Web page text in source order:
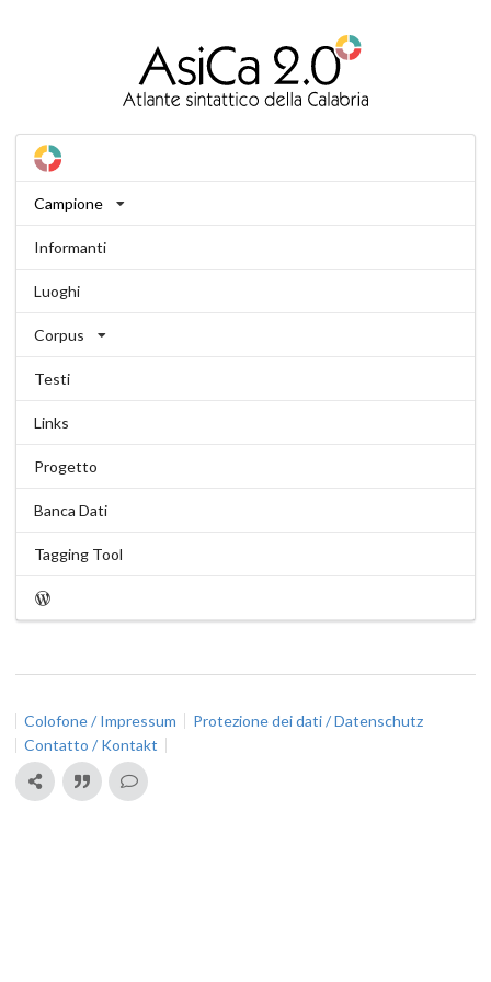
Campione
Informanti
Luoghi
Corpus
Testi
Links
Progetto
Banca Dati
Tagging Tool
Colofone / Impressum
Protezione dei dati / Datenschutz
Contatto / Kontakt